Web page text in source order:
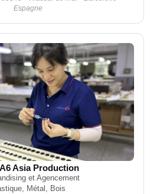
Espagne
Asia Production
et Agencement
Métal, Bois